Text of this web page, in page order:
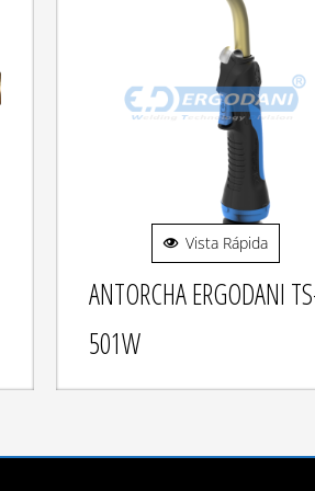
Vista Rápida
ANTORCHA ERGODANI
501W